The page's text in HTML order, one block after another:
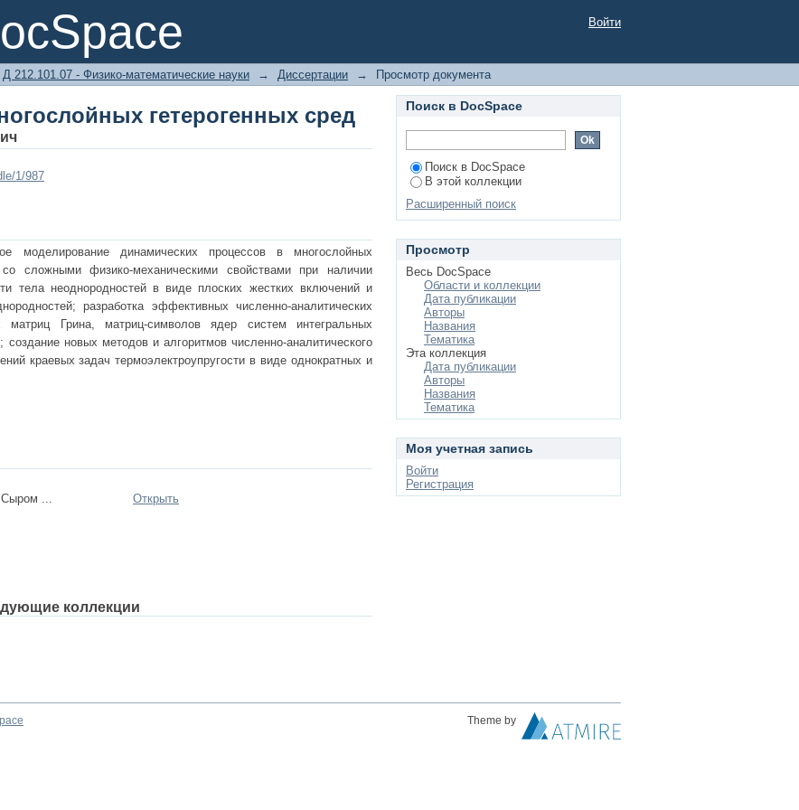
гетерогенных сред Войти
Д 212.101.07 - Физико-математические науки → Диссертации → Просмотр документа
гетерогенных сред
1/987
моделирование динамических процессов в многослойных
со сложными физико-механическими свойствами при наличии
тела неоднородностей в виде плоских жестких включений и
разработка эффективных численно-аналитических
Грина, матриц-символов ядер систем интегральных
новых методов и алгоритмов численно-аналитического
краевых задач термоэлектроупругости в виде однократных и
Сыром ...
Открыть
коллекции
Поиск в DocSpace
Поиск в DocSpace
В этой коллекции
Расширенный поиск
Просмотр
Весь DocSpace
Области и коллекции
Дата публикации
Авторы
Названия
Тематика
Эта коллекция
Дата публикации
Авторы
Названия
Тематика
Моя учетная запись
Войти
Регистрация
Theme by